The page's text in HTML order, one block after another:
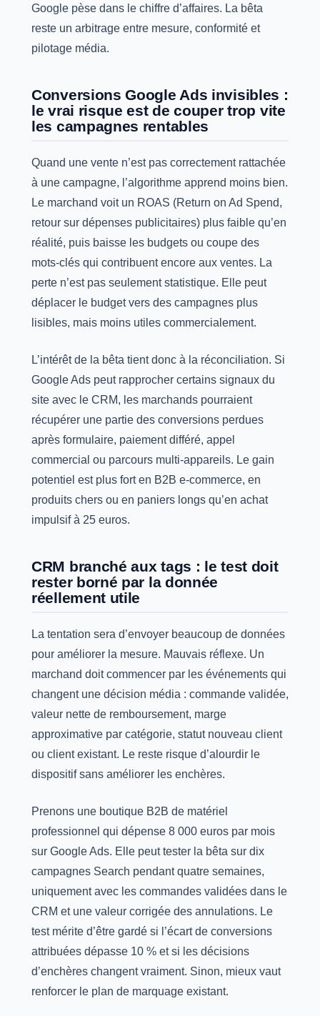
Google pèse dans le chiffre d’affaires. La bêta
reste un arbitrage entre mesure, conformité et
pilotage média.
Conversions Google Ads invisibles :
le vrai risque est de couper trop vite
les campagnes rentables
Quand une vente n’est pas correctement rattachée
à une campagne, l’algorithme apprend moins bien.
Le marchand voit un ROAS (Return on Ad Spend,
retour sur dépenses publicitaires) plus faible qu’en
réalité, puis baisse les budgets ou coupe des
mots-clés qui contribuent encore aux ventes. La
perte n’est pas seulement statistique. Elle peut
déplacer le budget vers des campagnes plus
lisibles, mais moins utiles commercialement.
L’intérêt de la bêta tient donc à la réconciliation. Si
Google Ads peut rapprocher certains signaux du
site avec le CRM, les marchands pourraient
récupérer une partie des conversions perdues
après formulaire, paiement différé, appel
commercial ou parcours multi-appareils. Le gain
potentiel est plus fort en B2B e-commerce, en
produits chers ou en paniers longs qu’en achat
impulsif à 25 euros.
CRM branché aux tags : le test doit
rester borné par la donnée
réellement utile
La tentation sera d’envoyer beaucoup de données
pour améliorer la mesure. Mauvais réflexe. Un
marchand doit commencer par les événements qui
changent une décision média : commande validée,
valeur nette de remboursement, marge
approximative par catégorie, statut nouveau client
ou client existant. Le reste risque d’alourdir le
dispositif sans améliorer les enchères.
Prenons une boutique B2B de matériel
professionnel qui dépense 8 000 euros par mois
sur Google Ads. Elle peut tester la bêta sur dix
campagnes Search pendant quatre semaines,
uniquement avec les commandes validées dans le
CRM et une valeur corrigée des annulations. Le
test mérite d’être gardé si l’écart de conversions
attribuées dépasse 10 % et si les décisions
d’enchères changent vraiment. Sinon, mieux vaut
renforcer le plan de marquage existant.